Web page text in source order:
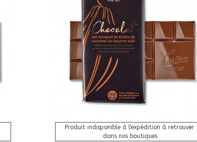
Afficher Plus
Produit indisponible à l'expédition à retrouver
dans nos boutiques